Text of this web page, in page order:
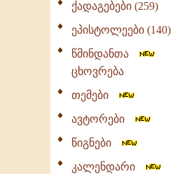
ქადაგებები (259)
ეპისტოლეები (140)
წმინდანთა
ცხოვრება
თემები
ავტორები
წიგნები
კალენდარი